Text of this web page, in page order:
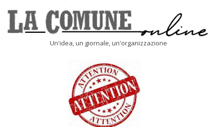
content
Un'idea, un giornale, un'organizzazione